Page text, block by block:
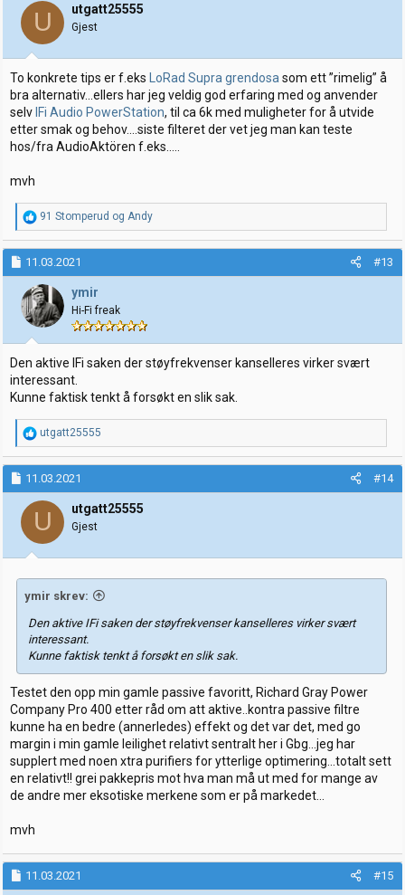
U utgatt25555
Gjest
To konkrete tips er f.eks LoRad Supra grendosa som ett ”rimelig” å
bra alternativ...ellers har jeg veldig god erfaring med og anvender
selv IFi Audio PowerStation, til ca 6k med muligheter for å utvide
etter smak og behov....siste filteret der vet jeg man kan teste
hos/fra AudioAktören f.eks.....
mvh
R
e
a
k
s
j
o
n
e
r
:
91 Stomperud og Andy
11.03.2021 #13
ymir
Hi-Fi freak
Den aktive IFi saken der støyfrekvenser kanselleres virker svært
interessant.
Kunne faktisk tenkt å forsøkt en slik sak.
R
e
a
k
s
j
n
e
r
:
utgatt25555
11.03.2021 #14
U utgatt25555
Gjest
ymir skrev:
Den aktive IFi saken der støyfrekvenser kanselleres virker svært
interessant.
Kunne faktisk tenkt å forsøkt en slik sak.
Testet den opp min gamle passive favoritt, Richard Gray Power
Company Pro 400 etter råd om att aktive..kontra passive filtre
kunne ha en bedre (annerledes) effekt og det var det, med go
margin i min gamle leilighet relativt sentralt her i Gbg...jeg har
supplert med noen xtra purifiers for ytterlige optimering...totalt sett
en relativt!! grei pakkepris mot hva man må ut med for mange av
de andre mer eksotiske merkene som er på markedet...
mvh
11.03.2021 #15